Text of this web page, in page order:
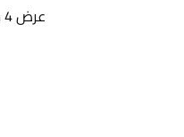
عرض ⁦4⁩ من كل النتائج